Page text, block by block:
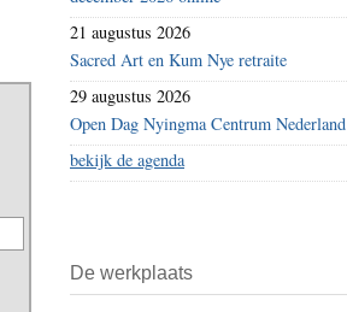
21 augustus 2026
Sacred Art en Kum Nye retraite
29 augustus 2026
Open Dag Nyingma Centrum Nederland
bekijk de agenda
De werkplaats